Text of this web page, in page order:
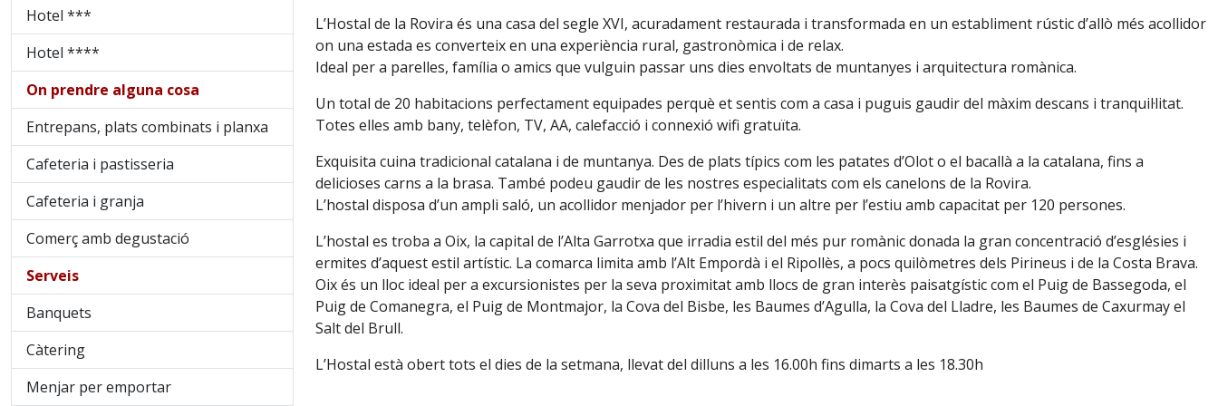
Hotel ***
Hotel ****
On prendre alguna cosa
Entrepans, plats combinats i planxa
Cafeteria i pastisseria
Cafeteria i granja
Comerç amb degustació
Serveis
Banquets
Càtering
Menjar per emportar
L’Hostal de la Rovira és una casa del segle XVI, acuradament restaurada i transformada en un establiment rústic d’allò més acollidor
on una estada es converteix en una experiència rural, gastronòmica i de relax.
Ideal per a parelles, família o amics que vulguin passar uns dies envoltats de muntanyes i arquitectura romànica.
Un total de 20 habitacions perfectament equipades perquè et sentis com a casa i puguis gaudir del màxim descans i tranquil·litat.
Totes elles amb bany, telèfon, TV, AA, calefacció i connexió wifi gratuïta.
Exquisita cuina tradicional catalana i de muntanya. Des de plats típics com les patates d’Olot o el bacallà a la catalana, fins a
delicioses carns a la brasa. També podeu gaudir de les nostres especialitats com els canelons de la Rovira.
L’hostal disposa d’un ampli saló, un acollidor menjador per l’hivern i un altre per l’estiu amb capacitat per 120 persones.
L’hostal es troba a Oix, la capital de l’Alta Garrotxa que irradia estil del més pur romànic donada la gran concentració d’esglésies i
ermites d’aquest estil artístic. La comarca limita amb l’Alt Empordà i el Ripollès, a pocs quilòmetres dels Pirineus i de la Costa Brava.
Oix és un lloc ideal per a excursionistes per la seva proximitat amb llocs de gran interès paisatgístic com el Puig de Bassegoda, el
Puig de Comanegra, el Puig de Montmajor, la Cova del Bisbe, les Baumes d’Agulla, la Cova del Lladre, les Baumes de Caxurmay el
Salt del Brull.
L’Hostal està obert tots el dies de la setmana, llevat del dilluns a les 16.00h fins dimarts a les 18.30h